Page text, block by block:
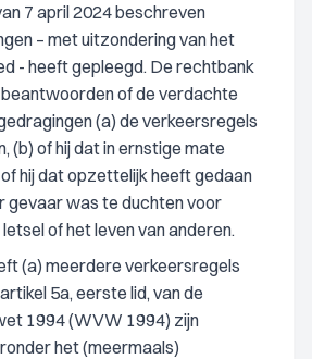
7 april 2024 beschreven
– met uitzondering van het
- heeft gepleegd. De rechtbank
of de verdachte
(a) de verkeersregels
(b) of hij dat in ernstige mate
hij dat opzettelijk heeft gedaan
gevaar was te duchten voor
of het leven van anderen.
(a) meerdere verkeersregels
5a, eerste lid, van de
1994 (WVW 1994) zijn
het (meermaals)